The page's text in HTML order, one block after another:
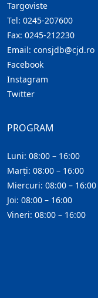
Targoviste
Tel: 0245-207600
Fax: 0245-212230
Email: consjdb@cjd.ro
Facebook
Instagram
Twitter
PROGRAM
Luni: 08:00 – 16:00
Marți: 08:00 – 16:00
Miercuri: 08:00 – 16:00
Joi: 08:00 – 16:00
Vineri: 08:00 – 16:00